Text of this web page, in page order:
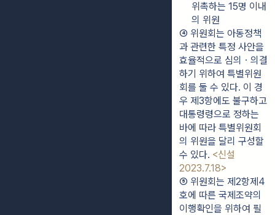
위촉하는 15명 이내
의 위원
④ 위원회는 아동정책
과 관련한 특정 사안을
효율적으로 심의ㆍ의결
하기 위하여 특별위원
회를 둘 수 있다. 이 경
우 제3항에도 불구하고
대통령령으로 정하는
바에 따라 특별위원회
의 위원을 달리 구성할
수 있다. <신설
2023.7.18>
⑤ 위원회는 제2항제4
호에 따른 국제조약의
이행확인을 위하여 필